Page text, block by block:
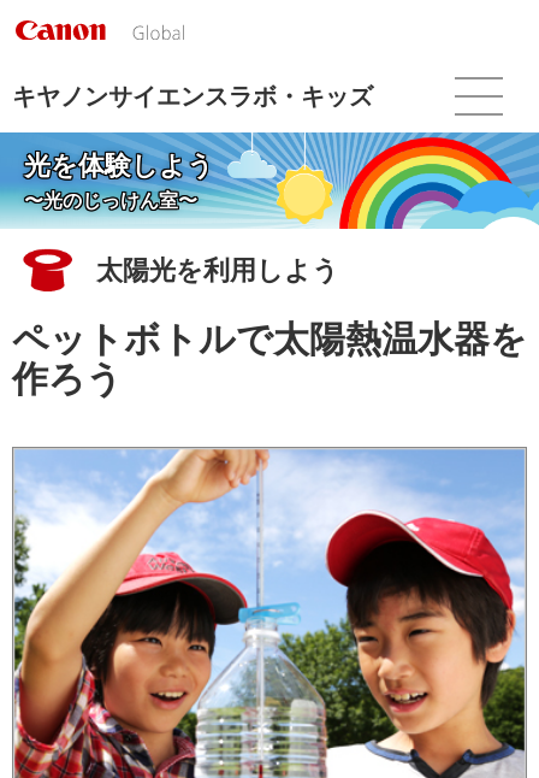
ー
文
へ
キヤノンサイエンスラボ・キッズ
光を体験しよう
〜光のじっけん室〜
太陽光を利用しよう
ペットボトルで太陽熱温水器を
作ろう